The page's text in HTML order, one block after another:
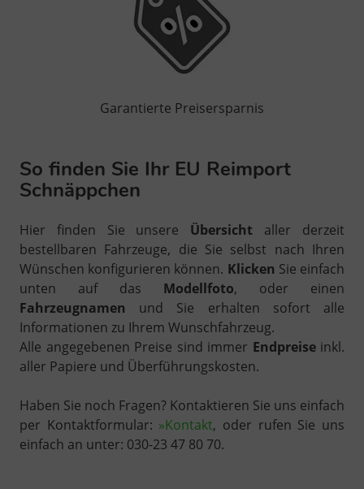
Garantierte Preisersparnis
So finden Sie Ihr EU Reimport
Schnäppchen
Hier finden Sie unsere Übersicht aller derzeit
bestellbaren Fahrzeuge, die Sie selbst nach Ihren
Wünschen konfigurieren können. Klicken Sie einfach
unten auf das Modellfoto, oder einen
Fahrzeugnamen und Sie erhalten sofort alle
Informationen zu Ihrem Wunschfahrzeug.
Alle angegebenen Preise sind immer Endpreiseinkl.
aller Papiere und Überführungskosten.
Haben Sie noch Fragen? Kontaktieren Sie uns einfach
per Kontaktformular: »Kontakt, oder rufen Sie uns
einfach an unter: 030-23 47 80 70.